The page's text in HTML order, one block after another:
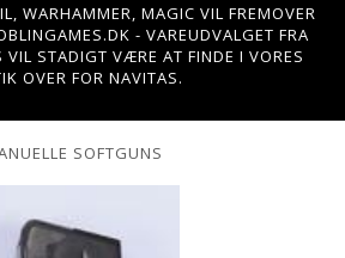
WARHAMMER, MAGIC VIL FREMOVER
- VAREUDVALGET FRA
VIL STADIGT VÆRE AT FINDE I VORES
OVER FOR NAVITAS.
SOFTGUNS